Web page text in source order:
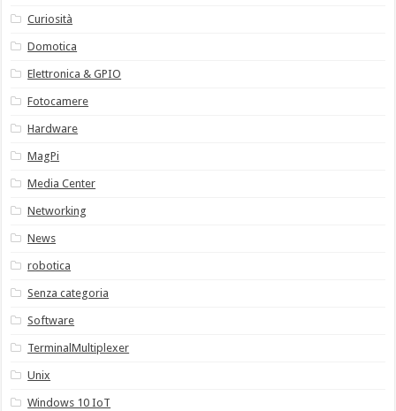
Curiosità
Domotica
Elettronica & GPIO
Fotocamere
Hardware
MagPi
Media Center
Networking
News
robotica
Senza categoria
Software
TerminalMultiplexer
Unix
Windows 10 IoT